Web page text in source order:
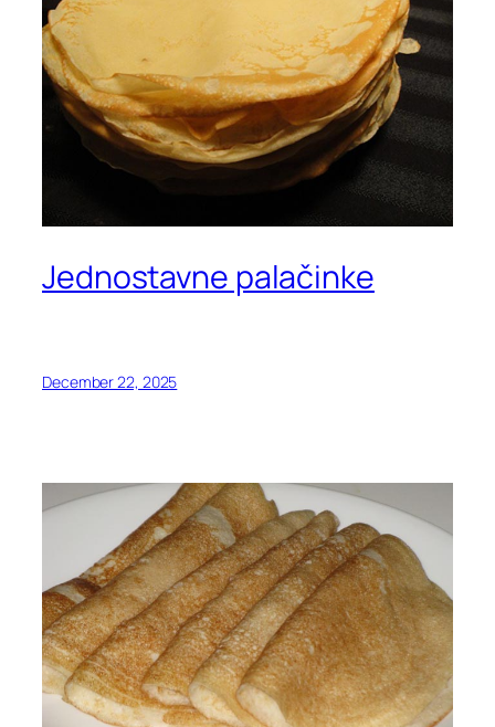
Jednostavne palačinke
December 22, 2025